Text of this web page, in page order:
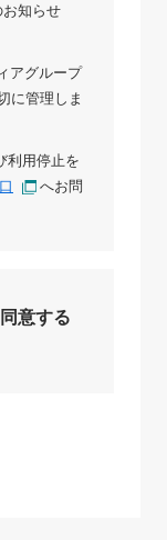
お知らせ
アグループ
に管理しま
利用停止を
へお問
意する